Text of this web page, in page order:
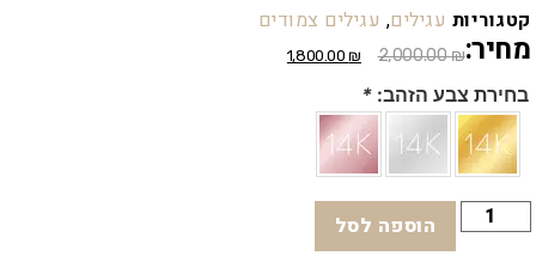
קטגוריות עגילים, עגילים צמודים
מחיר: 2,000.00₪
1,800.00 ₪
בחירת צבע הזהב:*
הוספה לסל